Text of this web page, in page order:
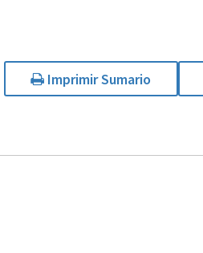
Imprimir Sumario